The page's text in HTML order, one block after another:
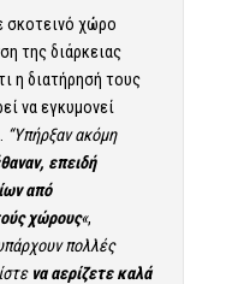
σκοτεινό χώρο
της διάρκειας
η διατήρησή τους
να εγκυμονεί
“Υπήρξαν ακόμη
επειδή
από
χώρους«,
πολλές
να αερίζετε καλά